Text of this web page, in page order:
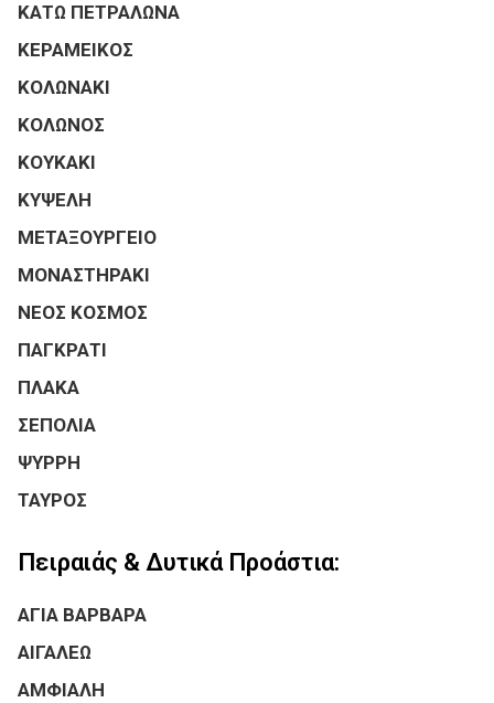
ΚΑΤΩ ΠΕΤΡΑΛΩΝΑ
ΚΕΡΑΜΕΙΚΟΣ
ΚΟΛΩΝΑΚΙ
ΚΟΛΩΝΟΣ
ΚΟΥΚΑΚΙ
ΚΥΨΕΛΗ
ΜΕΤΑΞΟΥΡΓΕΙΟ
ΜΟΝΑΣΤΗΡΑΚΙ
ΝΕΟΣ ΚΟΣΜΟΣ
ΠΑΓΚΡΑΤΙ
ΠΛΑΚΑ
ΣΕΠΟΛΙΑ
ΨΥΡΡΗ
ΤΑΥΡΟΣ
Πειραιάς & Δυτικά Προάστια:
ΑΓΙΑ ΒΑΡΒΑΡΑ
ΑΙΓΑΛΕΩ
ΑΜΦΙΑΛΗ